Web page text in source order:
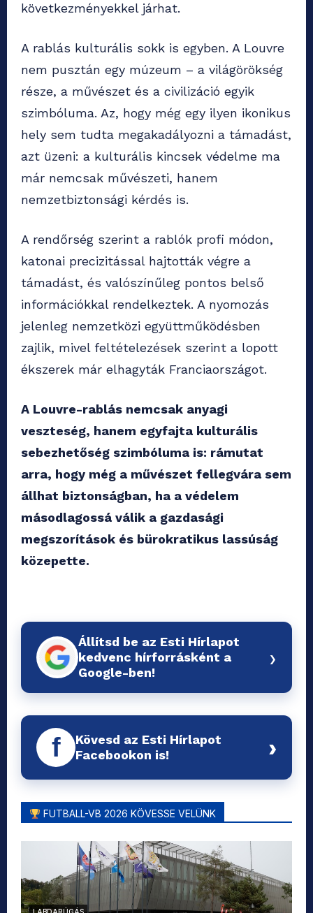
következményekkel járhat.
A rablás kulturális sokk is egyben. A Louvre
nem pusztán egy múzeum – a világörökség
része, a művészet és a civilizáció egyik
szimbóluma. Az, hogy még egy ilyen ikonikus
hely sem tudta megakadályozni a támadást,
azt üzeni: a kulturális kincsek védelme ma
már nemcsak művészeti, hanem
nemzetbiztonsági kérdés is.
A rendőrség szerint a rablók profi módon,
katonai precizitással hajtották végre a
támadást, és valószínűleg pontos belső
információkkal rendelkeztek. A nyomozás
jelenleg nemzetközi együttműködésben
zajlik, mivel feltételezések szerint a lopott
ékszerek már elhagyták Franciaországot.
A Louvre-rablás nemcsak anyagi
veszteség, hanem egyfajta kulturális
sebezhetőség szimbóluma is: rámutat
arra, hogy még a művészet fellegvára sem
állhat biztonságban, ha a védelem
másodlagossá válik a gazdasági
megszorítások és bürokratikus lassúság
közepette.
Állítsd be az Esti Hírlapot
kedvenc hírforrásként a
Google-ben!
›
f
Kövesd az Esti Hírlapot
Facebookon is!
›
FUTBALL-VB 2026 KÖVESSE VELÜNK